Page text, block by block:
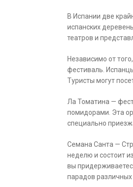
В Испании две
испанских
театров и
Независимо от
фестиваль.
Туристы могут
Ла Томатина —
помидорами. Эта
специально
Семана Санта —
неделю и состоит
вы
парадов различных